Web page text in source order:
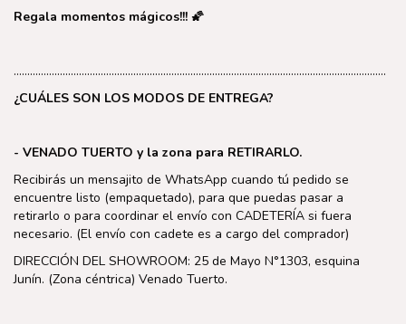
Regala momentos mágicos!!! 🌠
………………………………………………………………………………………………………………………..
¿CUÁLES SON LOS MODOS DE ENTREGA?
- VENADO TUERTO y la zona para RETIRARLO.
Recibirás un mensajito de WhatsApp cuando tú pedido se
encuentre listo (empaquetado), para que puedas pasar a
retirarlo o para coordinar el envío con CADETERÍA si fuera
necesario. (El envío con cadete es a cargo del comprador)
DIRECCIÓN DEL SHOWROOM: 25 de Mayo N°1303, esquina
Junín. (Zona céntrica) Venado Tuerto.